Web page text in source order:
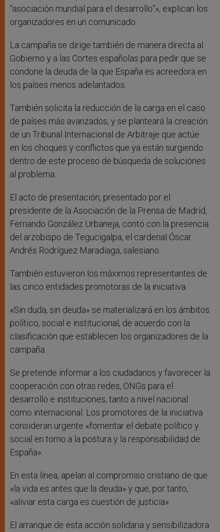
“asociación mundial para el desarrollo”», explican los
organizadores en un comunicado.
La campaña se dirige también de manera directa al
Gobierno y a las Cortes españolas para pedir que se
condone la deuda de la que España es acreedora en
los países menos adelantados.
También solicita la reducción de la carga en el caso
de países más avanzados, y se planteará la creación
de un Tribunal Internacional de Arbitraje que actúe
en los choques y conflictos que ya están surgiendo
dentro de este proceso de búsqueda de soluciones
al problema.
El acto de presentación, presentado por el
presidente de la Asociación de la Prensa de Madrid,
Fernando González Urbaneja, contó con la presencia
del arzobispo de Tegucigalpa, el cardenal Óscar
Andrés Rodríguez Maradiaga, salesiano.
También estuvieron los máximos representantes de
las cinco entidades promotoras de la iniciativa.
«Sin duda, sin deuda» se materializará en los ámbitos
político, social e institucional, de acuerdo con la
clasificación que establecen los organizadores de la
campaña.
Se pretende informar a los ciudadanos y favorecer la
cooperación con otras redes, ONGs para el
desarrollo e instituciones, tanto a nivel nacional
como internacional. Los promotores de la iniciativa
consideran urgente «fomentar el debate político y
social en torno a la postura y la responsabilidad de
España».
En esta línea, apelan al compromiso cristiano de que
«la vida es antes que la deuda» y que, por tanto,
«aliviar esta carga es cuestión de justicia».
El arranque de esta acción solidaria y sensibilizadora